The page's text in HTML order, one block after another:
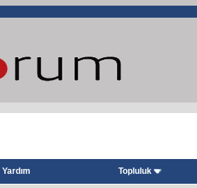
Yardım Topluluk